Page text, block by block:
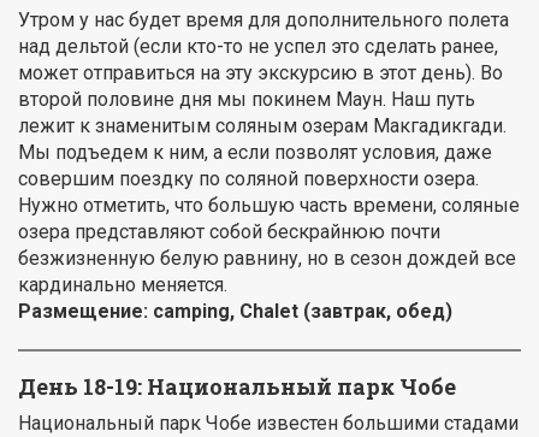
Утром у нас будет время для дополнительного полета
над дельтой (если кто-то не успел это сделать ранее,
может отправиться на эту экскурсию в этот день). Во
второй половине дня мы покинем Маун. Наш путь
лежит к знаменитым соляным озерам Макгадикгади.
Мы подъедем к ним, а если позволят условия, даже
совершим поездку по соляной поверхности озера.
Нужно отметить, что большую часть времени, соляные
озера представляют собой бескрайнюю почти
безжизненную белую равнину, но в сезон дождей все
кардинально меняется.
Размещение: camping, Chalet (завтрак, обед)
День 18-19: Национальный парк Чобе
Национальный парк Чобе известен большими стадами